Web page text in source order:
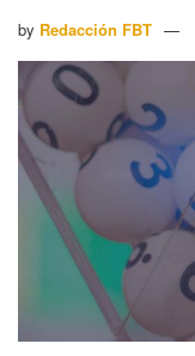
by Redacción FBT